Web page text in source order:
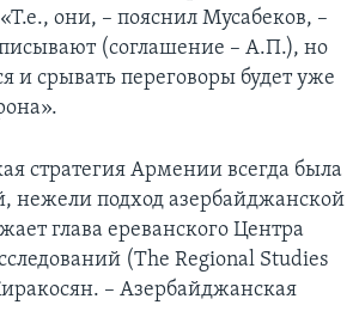
они, – пояснил Мусабеков, –
(соглашение – А.П.), но
и срывать переговоры будет уже
стратегия Армении всегда была
нежели подход азербайджанской
глава ереванского Центра
(The Regional Studies
– Азербайджанская